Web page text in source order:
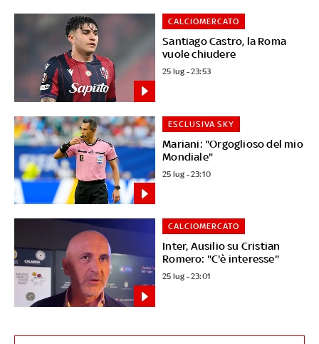
Santiago Castro, la Roma
vuole chiudere
CALCIOMERCATO
25 lug - 23:53
Mariani: "Orgoglioso del mio
Mondiale"
ESCLUSIVA SKY
25 lug - 23:10
Inter, Ausilio su Cristian
Romero: "C'è interesse"
CALCIOMERCATO
25 lug - 23:01